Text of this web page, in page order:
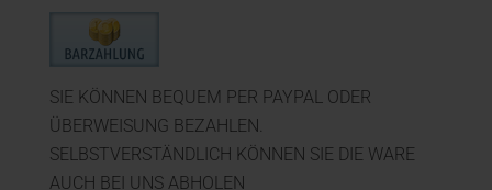
SIE KÖNNEN BEQUEM PER PAYPAL ODER
ÜBERWEISUNG BEZAHLEN.
SELBSTVERSTÄNDLICH KÖNNEN SIE DIE WARE
AUCH BEI UNS ABHOLEN